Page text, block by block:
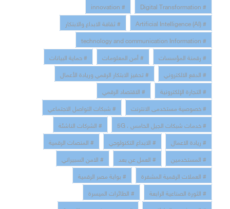
# Digital Transformation
# innovation
# Artificial Intelligence (AI)
# ثقافة الابداع والابتكار
# technology and communication Information
# رقمنة المؤسسات
# أمن المعلومات
# حماية البيانات
# الدفع الالكتروني
# تحفيز الابتكار الرقمي وريادة الأعمال
# التجارة الإلكترونية
# الاقتصاد الرقمي
# خصوصية مستخدمى الانترنت
# شبكات التواصل الاجتماعي
# خدمات شبكات الجيل الخامس ، 5G
# الشركات الناشئة
# ريادة الاعمال
# الابداع التكنولوجي
# المنصات الرقمية
# المستخدمين
# العمل عن بعد
# الامن السبيراني
# العملات الرقمية المشفرة
# بوابة مصر الرقمية
# الثورة الصناعية الرابعة
# الطائرات الميسرة